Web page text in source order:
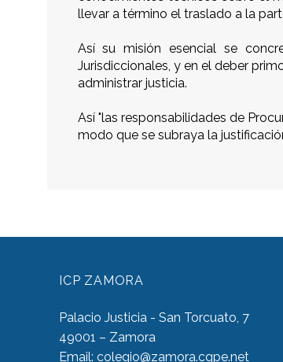
llevar a término el traslado a la
Así su misión esencial se
Jurisdiccionales, y en el deber
administrar justicia.
Así "las responsabilidades de
modo que se subraya la
ICP ZAMORA
Palacio Justicia - San Torcuato, 7
49001 – Zamora
Email: colegio@zamora.cgpe.net